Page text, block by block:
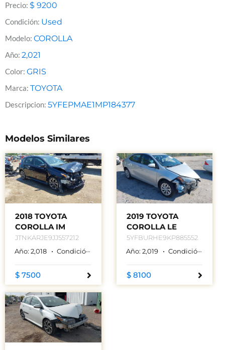
Precio: $ 9200
Condición: Used
Modelo: COROLLA
Año: 2,021
Color: GRIS
Marca: TOYOTA
Descripcion: 5YFEPMAE1MP184377
Modelos Similares
2018 TOYOTA
COROLLA IM
JTNKARJE9JJ557212
Año: 2,018 Condición: Color: NEGRO
$ 7500
2019 TOYOTA
COROLLA LE
5YFBURHE9KP885552
Año: 2,019 Condición:
$ 8100